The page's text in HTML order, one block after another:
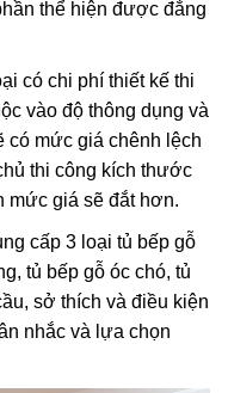
thể hiện được đẳng
có chi phí thiết kế thi
vào độ thông dụng và
có mức giá chênh lệch
thi công kích thước
mức giá sẽ đắt hơn.
cấp 3 loại tủ bếp gỗ
tủ bếp gỗ óc chó, tủ
sở thích và điều kiện
nhắc và lựa chọn